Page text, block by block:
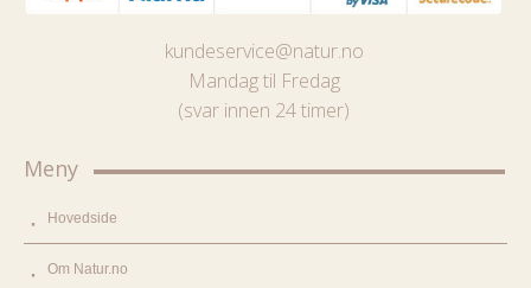
kundeservice@natur.no
Mandag til Fredag
(svar innen 24 timer)
Meny
Hovedside
Om Natur.no